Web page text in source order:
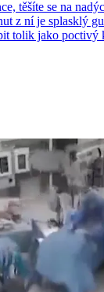
těšíte se na
z ní je splasklý
tolik jako poctivý